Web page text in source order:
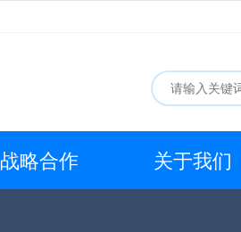
战略合作 关于我们